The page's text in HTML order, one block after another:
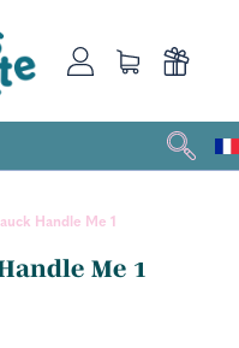
Handle Me 1
Me 1